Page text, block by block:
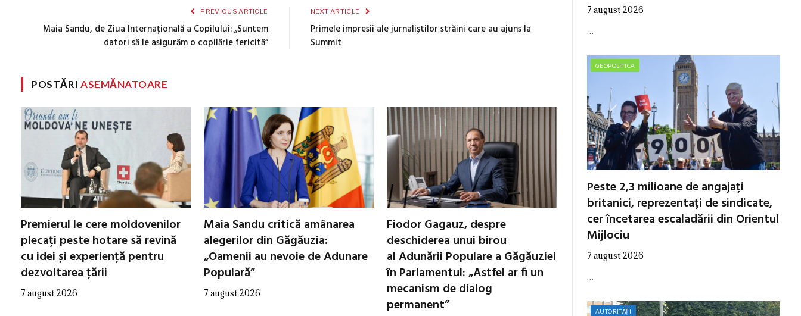
PREVIOUS ARTICLE
Maia Sandu, de Ziua Internațională a Copilului: „Suntem
datori să le asigurăm o copilărie fericită”
NEXT ARTICLE
Primele impresii ale jurnaliștilor străini care au ajuns la
Summit
POSTĂRIASEMĂNATOARE
Premierul le cere moldovenilor
plecați peste hotare să revină
cu idei și experiență pentru
dezvoltarea țării
7 august 2026
Maia Sandu critică amânarea
alegerilor din Găgăuzia:
„Oamenii au nevoie de Adunare
Populară”
7 august 2026
Fiodor Gagauz, despre
deschiderea unui birou
al Adunării Populare a Găgăuziei
în Parlamentul: „Astfel ar fi un
mecanism de dialog
permanent”
7 august 2026
…
GEOPOLITICA
Peste 2,3 milioane de angajați
britanici, reprezentați de sindicate,
cer încetarea escaladării din Orientul
Mijlociu
7 august 2026
…
AUTORITĂȚI